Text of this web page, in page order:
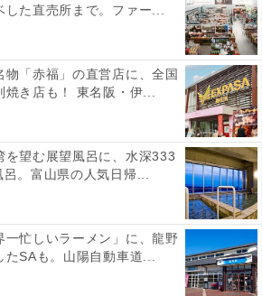
した直売所まで。ファー...
物「赤福」の直営店に、全国
き店も！ 東名阪・伊...
を望む展望風呂に、水深333
。富山県の人気日帰...
一忙しいラーメン」に、龍野
SAも。山陽自動車道...